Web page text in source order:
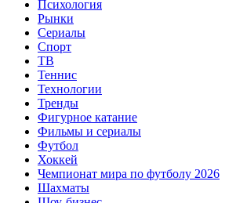
Психология
Рынки
Сериалы
Спорт
ТВ
Теннис
Технологии
Тренды
Фигурное катание
Фильмы и сериалы
Футбол
Хоккей
Чемпионат мира по футболу 2026
Шахматы